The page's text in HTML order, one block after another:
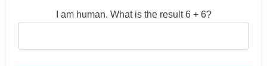
I am human. What is the result 6 + 6?